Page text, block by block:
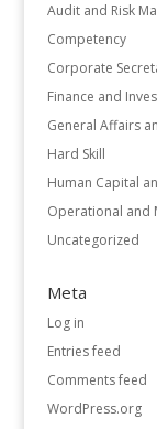
Audit and Risk
Competency
Corporate
Finance and
General Affairs
Hard Skill
Human Capital
Operational and
Uncategorized
Meta
Log in
Entries feed
Comments feed
WordPress.org